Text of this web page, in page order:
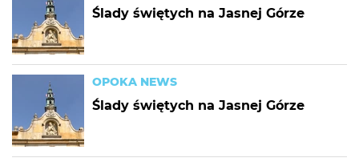
Ślady świętych na Jasnej Górze
OPOKA NEWS
Ślady świętych na Jasnej Górze